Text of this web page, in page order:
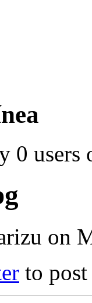
0 users
on
to